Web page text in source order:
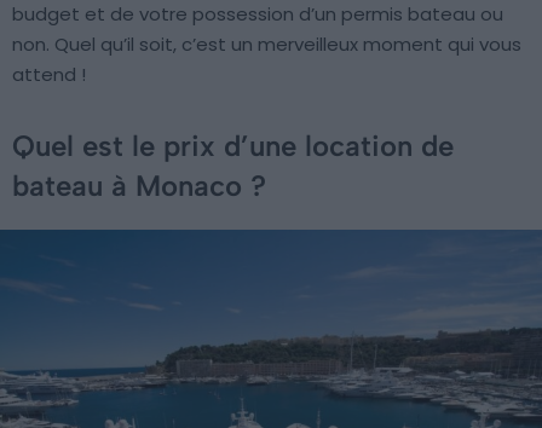
budget et de votre possession d’un permis bateau ou
non. Quel qu’il soit, c’est un merveilleux moment qui vous
attend !
Quel est le prix d’une location de
bateau à Monaco ?